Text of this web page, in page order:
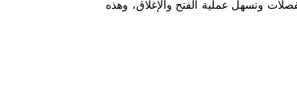
وتسهل عملية الفتح والإغلاق، وهذه